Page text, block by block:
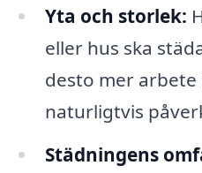
Yta och storlek:
eller hus ska
desto mer arbete
naturligtvis
Städningens